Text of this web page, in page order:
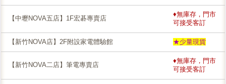
【中壢NOVA五店】1F宏碁專賣店
♦無庫存，門市
可接受客訂
【新竹NOVA店】2F附設家電體驗館 ★少量現貨
【新竹NOVA二店】筆電專賣店
♦無庫存，門市
可接受客訂